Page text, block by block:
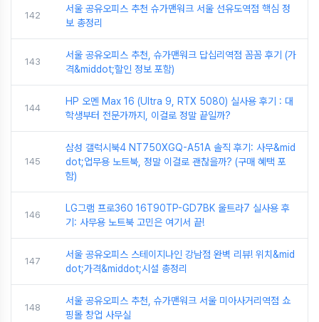
142
서울 공유오피스 추천 슈가맨워크 서울 선유도역점 핵심 정
보 총정리
143
서울 공유오피스 추천, 슈가맨워크 답십리역점 꼼꼼 후기 (가
격&middot;할인 정보 포함)
144
HP 오멘 Max 16 (Ultra 9, RTX 5080) 실사용 후기 : 대
학생부터 전문가까지, 이걸로 정말 끝일까?
145
삼성 갤럭시북4 NT750XGQ-A51A 솔직 후기: 사무&mid
dot;업무용 노트북, 정말 이걸로 괜찮을까? (구매 혜택 포
함)
146
LG그램 프로360 16T90TP-GD7BK 울트라7 실사용 후
기: 사무용 노트북 고민은 여기서 끝!
147
서울 공유오피스 스테이지나인 강남점 완벽 리뷰! 위치&mid
dot;가격&middot;시설 총정리
148
서울 공유오피스 추천, 슈가맨워크 서울 미아사거리역점 쇼
핑몰 창업 사무실